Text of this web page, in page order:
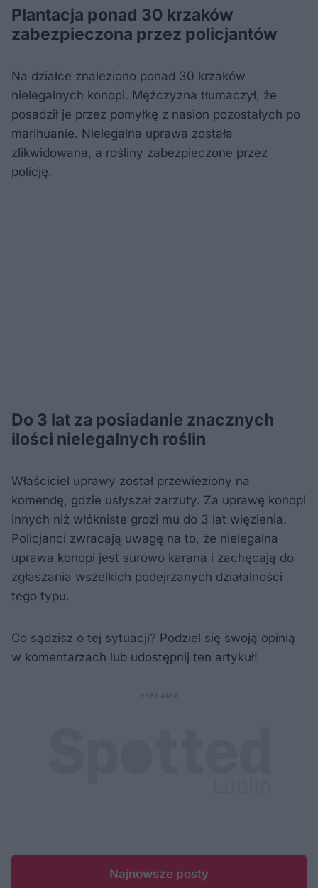
Plantacja ponad 30 krzaków
zabezpieczona przez policjantów
Na działce znaleziono ponad 30 krzaków
nielegalnych konopi. Mężczyzna tłumaczył, że
posadził je przez pomyłkę z nasion pozostałych po
marihuanie. Nielegalna uprawa została
zlikwidowana, a rośliny zabezpieczone przez
policję.
Do 3 lat za posiadanie znacznych
ilości nielegalnych roślin
Właściciel uprawy został przewieziony na
komendę, gdzie usłyszał zarzuty. Za uprawę konopi
innych niż włókniste grozi mu do 3 lat więzienia.
Policjanci zwracają uwagę na to, że nielegalna
uprawa konopi jest surowo karana i zachęcają do
zgłaszania wszelkich podejrzanych działalności
tego typu.
Co sądzisz o tej sytuacji? Podziel się swoją opinią
w komentarzach lub udostępnij ten artykuł!
Najnowsze posty